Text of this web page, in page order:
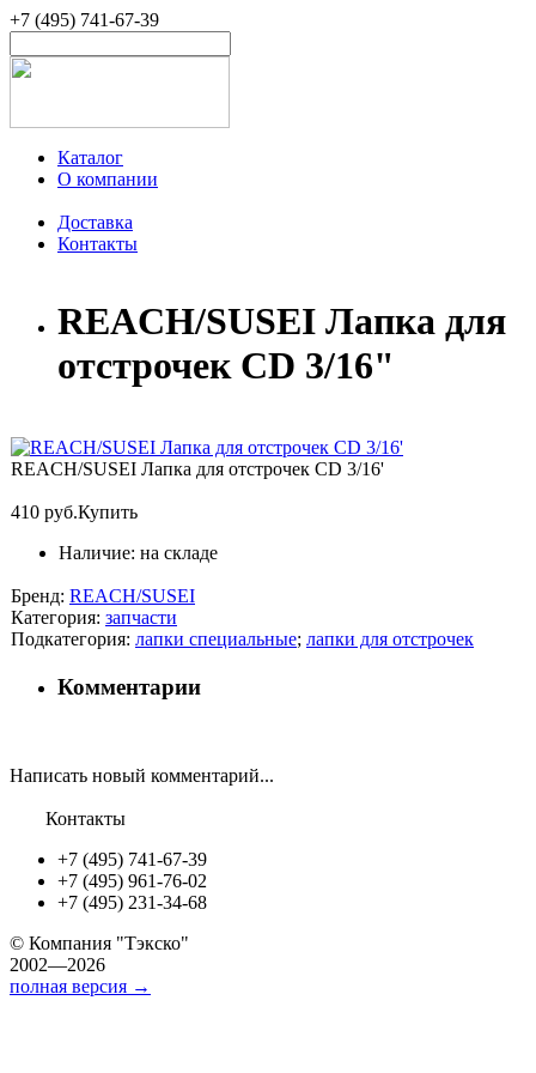
+7 (495) 741-67-39
Каталог
О компании
Доставка
Контакты
REACH/SUSEI Лапка для
отстрочек CD 3/16"
REACH/SUSEI Лапка для отстрочек CD 3/16'
410 руб.Купить
Наличие: на складе
Бренд: REACH/SUSEI
Категория: запчасти
Подкатегория: лапки специальные; лапки для отстрочек
Комментарии
Написать новый комментарий...
Контакты
+7 (495) 741-67-39
+7 (495) 961-76-02
+7 (495) 231-34-68
© Компания "Тэкско"
2002—2026
полная версия →